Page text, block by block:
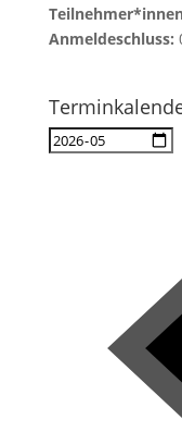
Anmeldeschluss: